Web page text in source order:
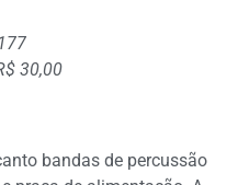
30,00
bandas de percussão